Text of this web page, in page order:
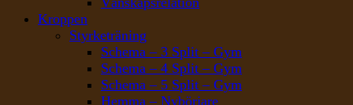
Kroppen
Styrketräning
Schema – 3 Split – Gym
Schema – 4 Split – Gym
Schema – 5 Split – Gym
Hemma – Nybörjare